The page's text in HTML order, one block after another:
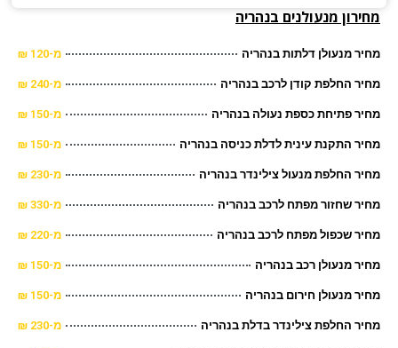
מנעולנים בנהריה
מנעולן דלתות בנהריה מ-120 ₪
החלפת קודן לרכב בנהריה מ-240 ₪
פתיחת כספת נעולה בנהריה מ-150 ₪
התקנת עינית לדלת כניסה בנהריה מ-150 ₪
החלפת מנעול צילינדר בנהריה מ-230 ₪
שחזור מפתח לרכב בנהריה מ-330 ₪
שכפול מפתח לרכב בנהריה מ-220 ₪
מנעולן רכב בנהריה מ-150 ₪
מנעולן חירום בנהריה מ-150 ₪
החלפת צילינדר בדלת בנהריה מ-230 ₪